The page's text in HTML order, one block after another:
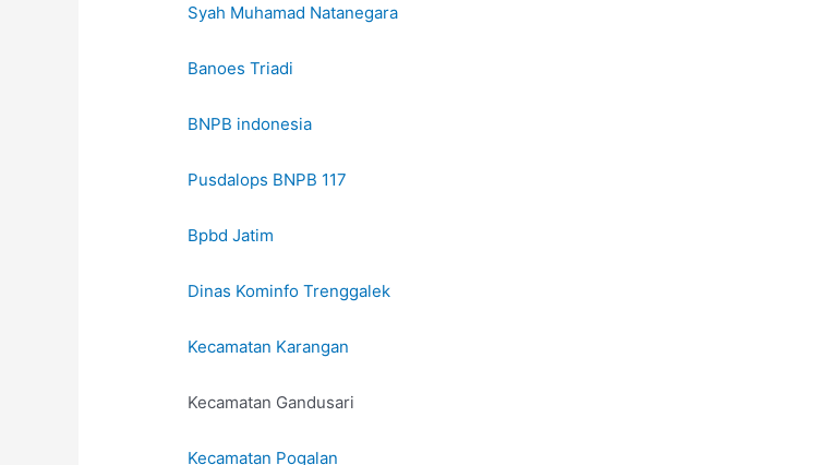
Syah Muhamad Natanegara
Banoes Triadi
BNPB indonesia
Pusdalops BNPB 117
Bpbd Jatim
Dinas Kominfo Trenggalek
Kecamatan Karangan
Kecamatan Gandusari
Kecamatan Pogalan